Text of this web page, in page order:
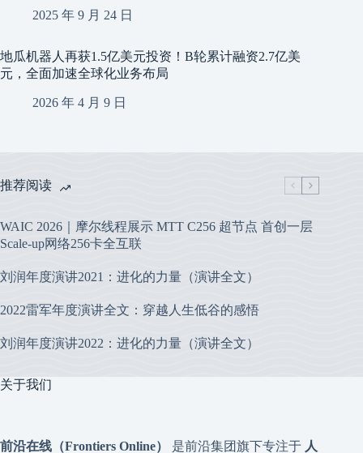
2025 年 9 月 24 日
地瓜机器人再获1.5亿美元投资！B轮累计融资2.7亿美
元，全面加速全球化业务布局
2026 年 4 月 9 日
推荐阅读
WAIC 2026｜摩尔线程展示 MTT C256 超节点 首创一层
Scale-up网络256卡全互联
刘润年度演讲2021：进化的力量（演讲全文）
2022雷军年度演讲全文：穿越人生低谷的感悟
刘润年度演讲2022：进化的力量（演讲全文）
关于我们
前沿在线（Frontiers Online） 是前沿集团旗下专注于 人